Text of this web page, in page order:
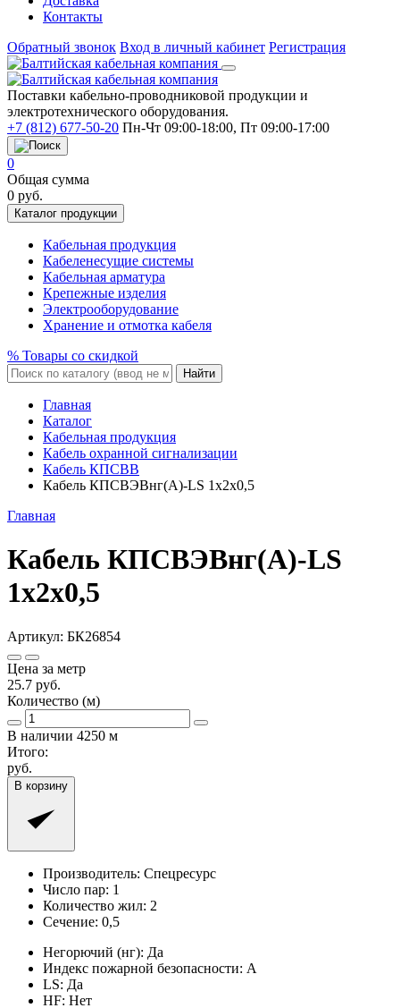
Контакты
Обратный звонок Вход в личный кабинет Регистрация
Поставки кабельно-проводниковой продукции и
электротехнического оборудования.
+7 (812) 677-50-20 Пн-Чт 09:00-18:00, Пт 09:00-17:00
0
Общая сумма
0 руб.
Каталог продукции
Кабельная продукция
Кабеленесущие системы
Кабельная арматура
Крепежные изделия
Электрооборудование
Хранение и отмотка кабеля
% Товары со скидкой
Найти
Главная
Каталог
Кабельная продукция
Кабель охранной сигнализации
Кабель КПСВВ
Кабель КПСВЭВнг(A)-LS 1x2x0,5
Главная
Кабель КПСВЭВнг(A)-LS
1x2x0,5
Артикул: БК26854
Цена за метр
25.7 руб.
Количество (м)
В наличии 4250 м
Итого:
руб.
В корзину
Производитель: Спецресурс
Число пар: 1
Количество жил: 2
Сечение: 0,5
Негорючий (нг): Да
Индекс пожарной безопасности: A
LS: Да
HF: Нет